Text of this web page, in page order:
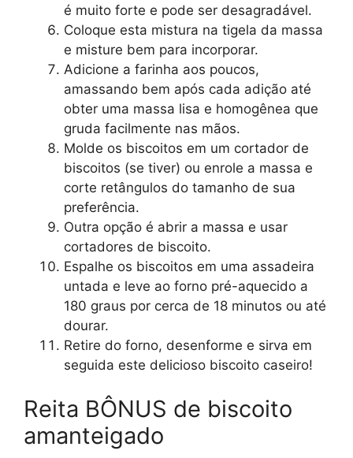
é muito forte e pode ser desagradável.
Coloque esta mistura na tigela da massa
e misture bem para incorporar.
Adicione a farinha aos poucos,
amassando bem após cada adição até
obter uma massa lisa e homogênea que
gruda facilmente nas mãos.
Molde os biscoitos em um cortador de
biscoitos (se tiver) ou enrole a massa e
corte retângulos do tamanho de sua
preferência.
Outra opção é abrir a massa e usar
cortadores de biscoito.
Espalhe os biscoitos em uma assadeira
untada e leve ao forno pré-aquecido a
180 graus por cerca de 18 minutos ou até
dourar.
Retire do forno, desenforme e sirva em
seguida este delicioso biscoito caseiro!
Reita BÔNUS de biscoito
amanteigado